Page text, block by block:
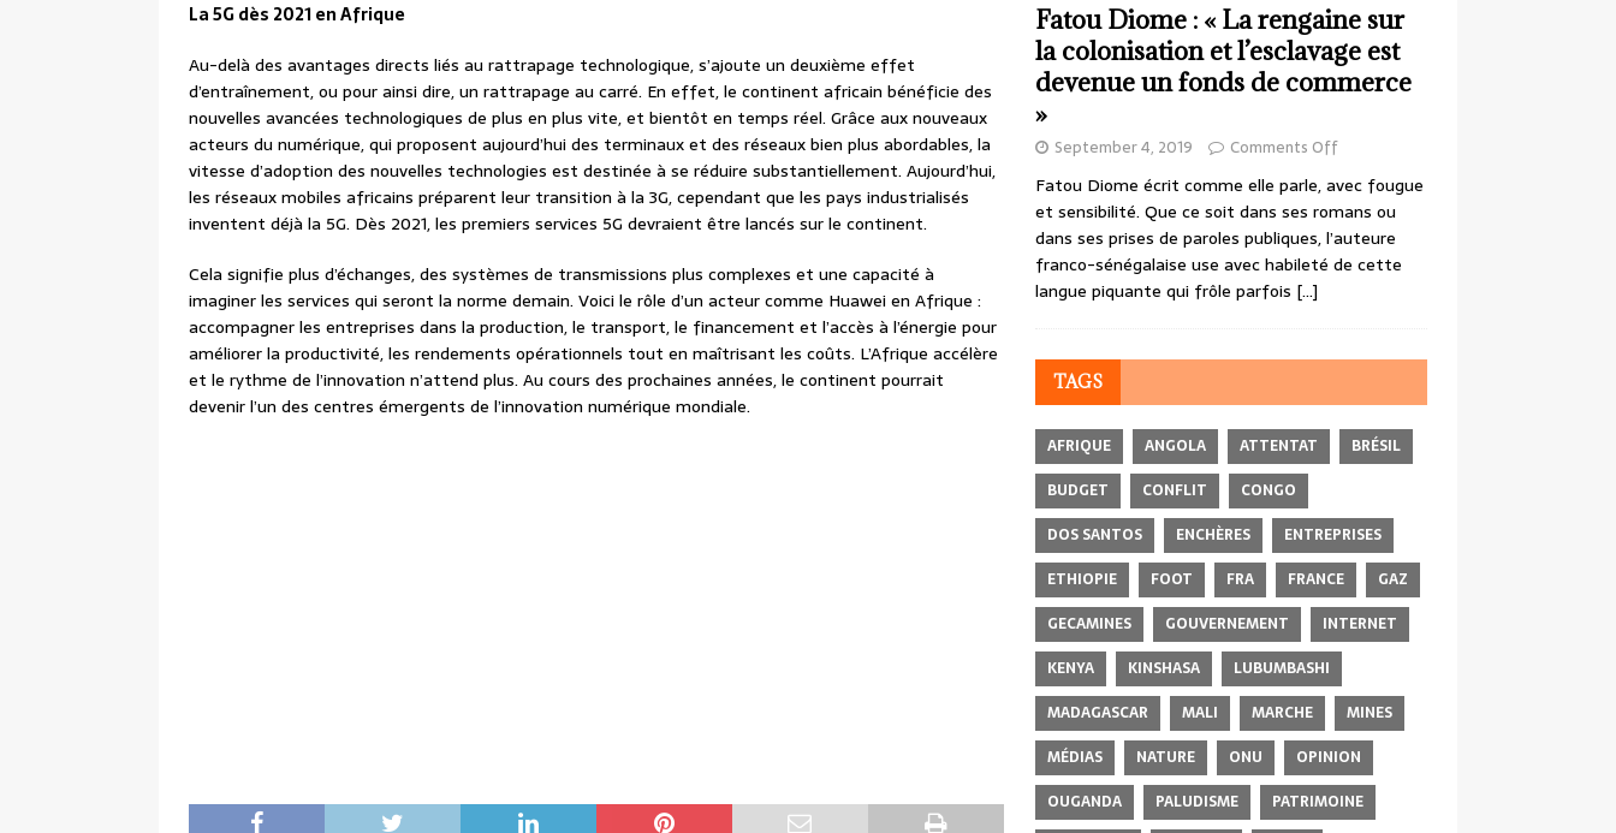
La 5G dès 2021 en Afrique
Au-delà des avantages directs liés au rattrapage technologique, s’ajoute un deuxième effet
d’entraînement, ou pour ainsi dire, un rattrapage au carré. En effet, le continent africain bénéficie des
nouvelles avancées technologiques de plus en plus vite, et bientôt en temps réel. Grâce aux nouveaux
acteurs du numérique, qui proposent aujourd’hui des terminaux et des réseaux bien plus abordables, la
vitesse d’adoption des nouvelles technologies est destinée à se réduire substantiellement. Aujourd’hui,
les réseaux mobiles africains préparent leur transition à la 3G, cependant que les pays industrialisés
inventent déjà la 5G. Dès 2021, les premiers services 5G devraient être lancés sur le continent.
Cela signifie plus d’échanges, des systèmes de transmissions plus complexes et une capacité à
imaginer les services qui seront la norme demain. Voici le rôle d’un acteur comme Huawei en Afrique :
accompagner les entreprises dans la production, le transport, le financement et l’accès à l’énergie pour
améliorer la productivité, les rendements opérationnels tout en maîtrisant les coûts. L’Afrique accélère
et le rythme de l’innovation n’attend plus. Au cours des prochaines années, le continent pourrait
devenir l’un des centres émergents de l’innovation numérique mondiale.
Fatou Diome : « La rengaine sur
la colonisation et l’esclavage est
devenue un fonds de commerce
»
September 4, 2019 Comments Off
Fatou Diome écrit comme elle parle, avec fougue
et sensibilité. Que ce soit dans ses romans ou
dans ses prises de paroles publiques, l’auteure
franco-sénégalaise use avec habileté de cette
langue piquante qui frôle parfois […]
TAGS
AFRIQUE ANGOLA ATTENTAT
BRÉSIL
BUDGET
CONFLIT
CONGO
DOS SANTOS
ENCHÈRES
ENTREPRISES
ETHIOPIE
FOOT FRA FRANCE
GAZ
GECAMINES
GOUVERNEMENT
INTERNET
KENYA
KINSHASA
LUBUMBASHI
MADAGASCAR
MALI MARCHE
MINES
MÉDIAS
NATURE ONU
OPINION
OUGANDA
PALUDISME PATRIMOINE